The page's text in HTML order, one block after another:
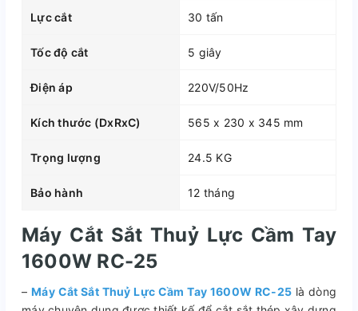
Lực cắt 30 tấn
Tốc độ cắt 5 giây
Điện áp 220V/50Hz
Kích thước (DxRxC) 565 x 230 x 345 mm
Trọng lượng 24.5 KG
Bảo hành 12 tháng
Máy Cắt Sắt Thuỷ Lực Cầm Tay
1600W RC-25
– Máy Cắt Sắt Thuỷ Lực Cầm Tay 1600W RC-25 là dòng